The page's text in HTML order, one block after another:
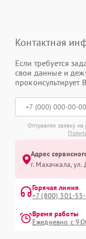
Контактная
Если требуется
свои данные и
проконсультирует
Отправляя заявку
Адрес
г. Махачкала,
Горячая линия
+7 (800) 301-
Время работы
Ежедневно с